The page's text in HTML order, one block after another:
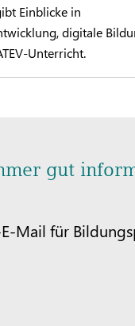
Einblicke in
digitale
Unterricht.
gut
Mail für